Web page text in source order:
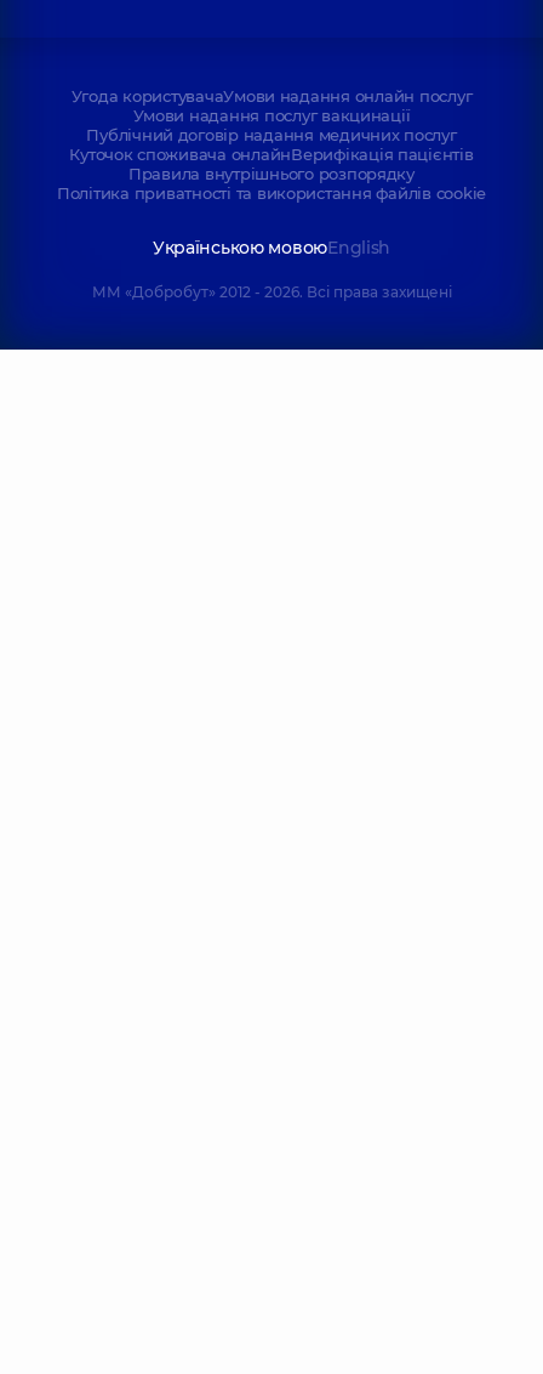
Угода користувачаУмови надання онлайн послуг
Умови надання послуг вакцинації
Публічний договір надання медичних послуг
Куточок споживача онлайнВерифікація пацієнтів
Правила внутрішнього розпорядку
Політика приватності та використання файлів cookie
Українською мовоюEnglish
ММ «Добробут» 2012 - 2026. Всі права захищені